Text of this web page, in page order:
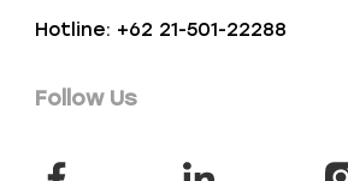
Hotline: +62 21-501-22288
Follow Us